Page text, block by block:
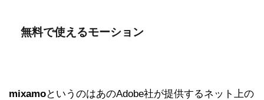
無料で使えるモーション
mixamoというのはあのAdobe社が提供するネット上の